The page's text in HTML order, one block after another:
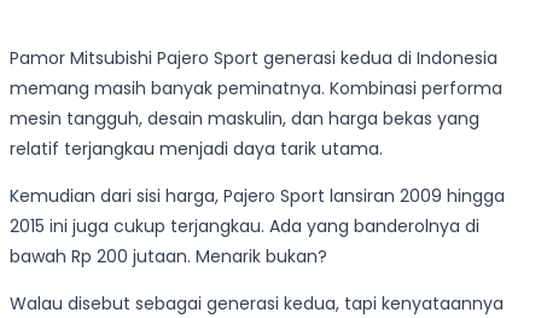
Pamor Mitsubishi Pajero Sport generasi kedua di Indonesia
memang masih banyak peminatnya. Kombinasi performa
mesin tangguh, desain maskulin, dan harga bekas yang
relatif terjangkau menjadi daya tarik utama.
Kemudian dari sisi harga, Pajero Sport lansiran 2009 hingga
2015 ini juga cukup terjangkau. Ada yang banderolnya di
bawah Rp 200 jutaan. Menarik bukan?
Walau disebut sebagai generasi kedua, tapi kenyataannya